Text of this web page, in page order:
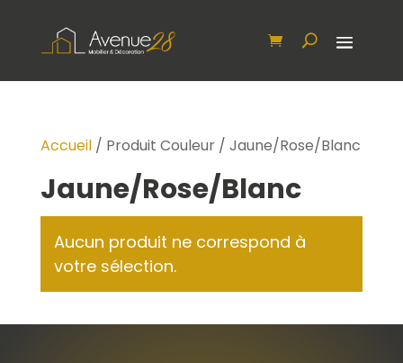
Accueil/ Produit Couleur / Jaune/Rose/Blanc
Jaune/Rose/Blanc
Aucun produit ne correspond à
votre sélection.